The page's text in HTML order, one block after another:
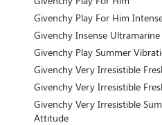
Givenchy Play For Him
Givenchy Insense Ultramarine
Givenchy Play Summer
Givenchy Very Irresistible
Givenchy Very Irresistible
Givenchy Very Irresistible
Attitude